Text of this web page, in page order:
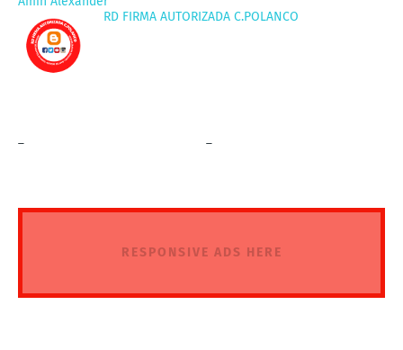
RD FIRMA AUTORIZADA C.POLANCO
RESPONSIVE ADS HERE